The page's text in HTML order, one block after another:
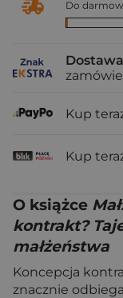
Do
Kup
Kup
O książce
kontrakt?
małżeństwa
Koncepcja
znacznie